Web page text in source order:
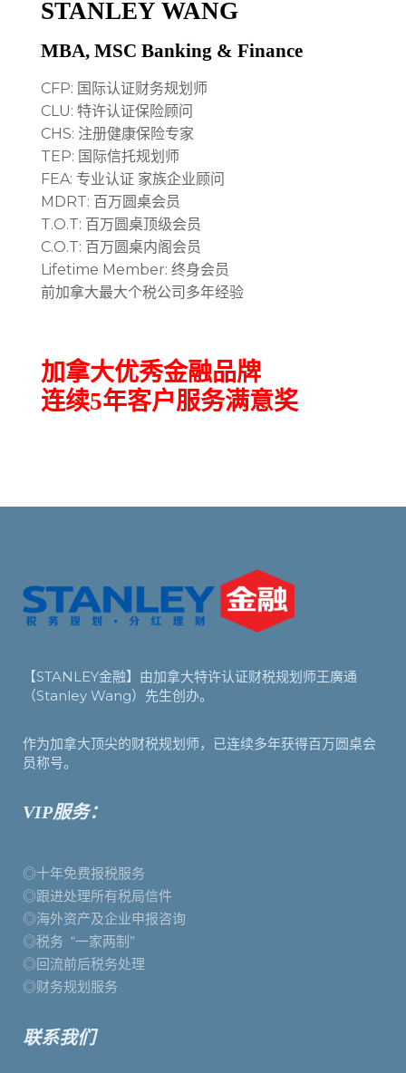
STANLEY WANG
MBA, MSC Banking & Finance
CFP: 国际认证财务规划师
CLU: 特许认证保险顾问
CHS: 注册健康保险专家
TEP: 国际信托规划师
FEA: 专业认证 家族企业顾问
MDRT: 百万圆桌会员
T.O.T: 百万圆桌顶级会员
C.O.T: 百万圆桌内阁会员
Lifetime Member: 终身会员
前加拿大最大个税公司多年经验
加拿大优秀金融品牌
连续5年客户服务满意奖
【STANLEY金融】由加拿大特许认证财税规划师王廣通
（Stanley Wang）先生创办。
作为加拿大顶尖的财税规划师，已连续多年获得百万圆桌会
员称号。
VIP服务：
◎十年免费报税服务
◎跟进处理所有税局信件
◎海外资产及企业申报咨询
◎税务 “一家两制”
◎回流前后税务处理
◎财务规划服务
联系我们